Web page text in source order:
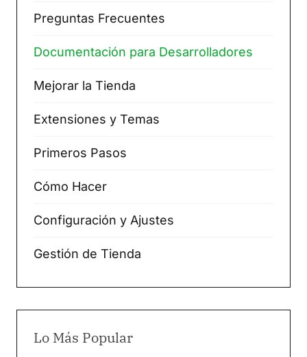
Preguntas Frecuentes
Documentación para Desarrolladores
Mejorar la Tienda
Extensiones y Temas
Primeros Pasos
Cómo Hacer
Configuración y Ajustes
Gestión de Tienda
Lo Más Popular